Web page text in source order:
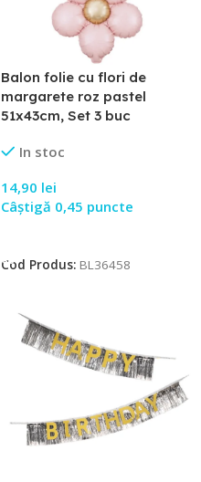
Balon folie cu flori de
margarete roz pastel
51x43cm, Set 3 buc
In stoc
14,90 lei
Câștigă 0,45 puncte
Cod Produs: BL36458